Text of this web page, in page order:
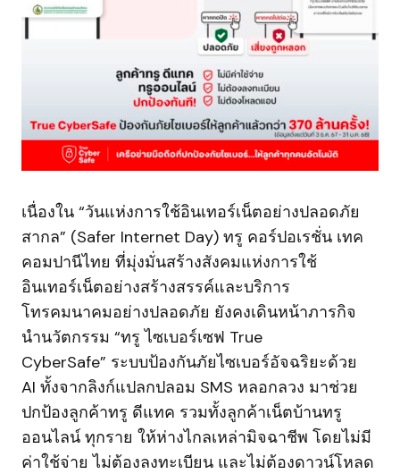
เนื่องใน “วันแห่งการใช้อินเทอร์เน็ตอย่างปลอดภัย
สากล” (Safer Internet Day) ทรู คอร์ปอเรชั่น เทค
คอมปานีไทย ที่มุ่งมั่นสร้างสังคมแห่งการใช้
อินเทอร์เน็ตอย่างสร้างสรรค์และบริการ
โทรคมนาคมอย่างปลอดภัย ยังคงเดินหน้าภารกิจ
นำนวัตกรรม “ทรู ไซเบอร์เซฟ True
CyberSafe” ระบบป้องกันภัยไซเบอร์อัจฉริยะด้วย
AI ทั้งจากลิงก์แปลกปลอม SMS หลอกลวง มาช่วย
ปกป้องลูกค้าทรู ดีแทค รวมทั้งลูกค้าเน็ตบ้านทรู
ออนไลน์ ทุกราย ให้ห่างไกลเหล่ามิจฉาชีพ โดยไม่มี
ค่าใช้จ่าย ไม่ต้องลงทะเบียน และไม่ต้องดาวน์โหลด